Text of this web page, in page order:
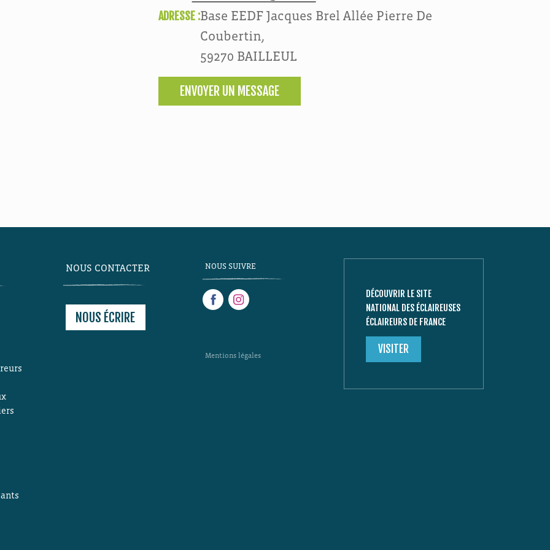
ADRESSE :Base EEDF Jacques Brel Allée Pierre De
Coubertin,
59270 BAILLEUL
ENVOYER UN MESSAGE
NOUS CONTACTER
NOUS ÉCRIRE
NOUS SUIVRE
Mentions légales
DÉCOUVRIR LE SITE
NATIONAL DES ÉCLAIREUSES
ÉCLAIREURS DE FRANCE
VISITER